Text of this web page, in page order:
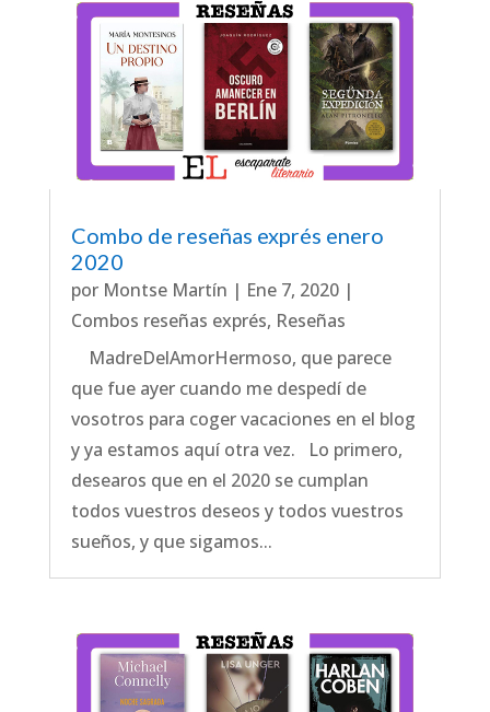
Combo de reseñas exprés enero
2020
por Montse Martín | Ene 7, 2020|
Combos reseñas exprés, Reseñas
MadreDelAmorHermoso, que parece
que fue ayer cuando me despedí de
vosotros para coger vacaciones en el blog
y ya estamos aquí otra vez. Lo primero,
desearos que en el 2020 se cumplan
todos vuestros deseos y todos vuestros
sueños, y que sigamos...